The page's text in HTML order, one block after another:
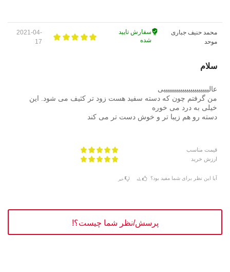
محمد حنیف جباری
موحد
سفارش تایید
شده
2021-04-
17
سلام
عالییییییییییییییییییییییی
من گرفتم چون که دسته سفید هست زود تر کثیف می شود. این
خیلی به درد می خوره
دسته رو هم زیبا تر و خوش دست تر می کند
قیمت مناسب
ارزش خرید
آیا این نظر برای شما مفید بود؟ بله خیر
پرسش/نظر شما چیست؟!